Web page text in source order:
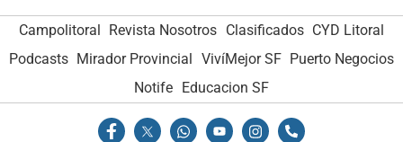
Campolitoral Revista Nosotros Clasificados CYD Litoral
Podcasts Mirador Provincial VivíMejor SF Puerto Negocios
Notife Educacion SF